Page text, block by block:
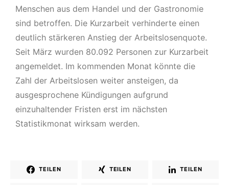
Menschen aus dem Handel und der Gastronomie
sind betroffen. Die Kurzarbeit verhinderte einen
deutlich stärkeren Anstieg der Arbeitslosenquote.
Seit März wurden 80.092 Personen zur Kurzarbeit
angemeldet. Im kommenden Monat könnte die
Zahl der Arbeitslosen weiter ansteigen, da
ausgesprochene Kündigungen aufgrund
einzuhaltender Fristen erst im nächsten
Statistikmonat wirksam werden.
TEILEN TEILEN TEILEN